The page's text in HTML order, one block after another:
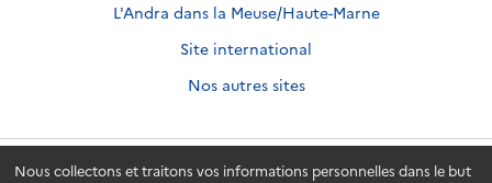
Nous collectons et traitons vos informations personnelles dans le but
L'Andra dans la Meuse/Haute-Marne
Site international
Nos autres sites
Andra.fr © 2026 - Andra. Tous droits réservés.